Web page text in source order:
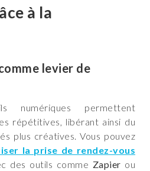
à la
levier de
numériques permettent
répétitives, libérant ainsi du
plus créatives. Vous pouvez
la prise de rendez-vous
des outils comme Zapier ou